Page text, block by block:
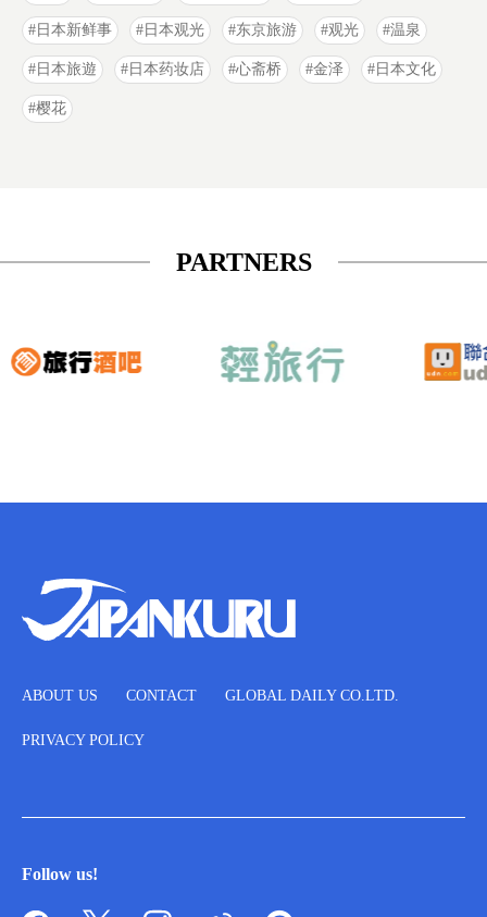
日本新鲜事 日本观光 东京旅游 观光 温泉
日本旅遊 日本药妆店 心斋桥 金泽 日本文化
樱花
PARTNERS
ABOUT US CONTACT GLOBAL DAILY CO.LTD.
PRIVACY POLICY
Follow us!